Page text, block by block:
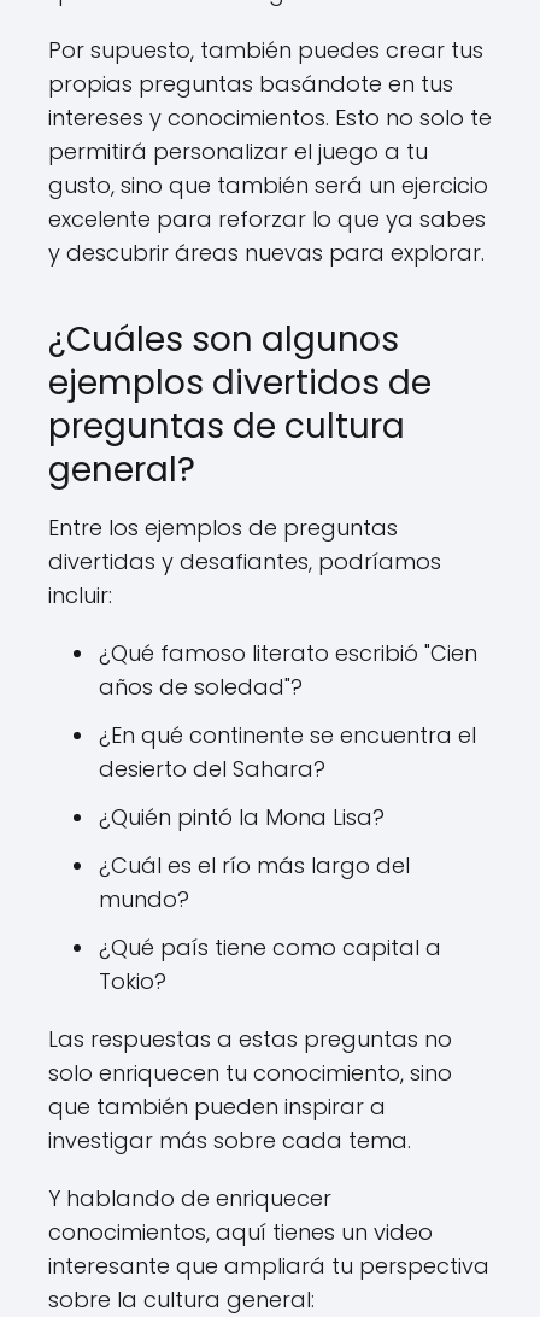
Por supuesto, también puedes crear tus
propias preguntas basándote en tus
intereses y conocimientos. Esto no solo te
permitirá personalizar el juego a tu
gusto, sino que también será un ejercicio
excelente para reforzar lo que ya sabes
y descubrir áreas nuevas para explorar.
¿Cuáles son algunos
ejemplos divertidos de
preguntas de cultura
general?
Entre los ejemplos de preguntas
divertidas y desafiantes, podríamos
incluir:
¿Qué famoso literato escribió "Cien
años de soledad"?
¿En qué continente se encuentra el
desierto del Sahara?
¿Quién pintó la Mona Lisa?
¿Cuál es el río más largo del
mundo?
¿Qué país tiene como capital a
Tokio?
Las respuestas a estas preguntas no
solo enriquecen tu conocimiento, sino
que también pueden inspirar a
investigar más sobre cada tema.
Y hablando de enriquecer
conocimientos, aquí tienes un video
interesante que ampliará tu perspectiva
sobre la cultura general: